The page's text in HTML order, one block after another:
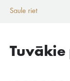
Saule riet